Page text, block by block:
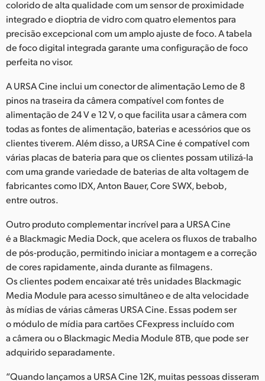
colorido de alta qualidade com um sensor de proximidade
integrado e dioptria de vidro com quatro elementos para
precisão excepcional com um amplo ajuste de foco. A tabela
de foco digital integrada garante uma configuração de foco
perfeita no visor.
A URSA Cine inclui um conector de alimentação Lemo de 8
pinos na traseira da câmera compatível com fontes de
alimentação de 24 V e 12 V, o que facilita usar a câmera com
todas as fontes de alimentação, baterias e acessórios que os
clientes tiverem. Além disso, a URSA Cine é compatível com
várias placas de bateria para que os clientes possam utilizá-la
com uma grande variedade de baterias de alta voltagem de
fabricantes como IDX, Anton Bauer, Core SWX, bebob,
entre outros.
Outro produto complementar incrível para a URSA Cine
é a Blackmagic Media Dock, que acelera os fluxos de trabalho
de pós-produção, permitindo iniciar a montagem e a correção
de cores rapidamente, ainda durante as filmagens.
Os clientes podem encaixar até três unidades Blackmagic
Media Module para acesso simultâneo e de alta velocidade
às mídias de várias câmeras URSA Cine. Essas podem ser
o módulo de mídia para cartões CFexpress incluído com
a câmera ou o Blackmagic Media Module 8TB, que pode ser
adquirido separadamente.
“Quando lançamos a URSA Cine 12K, muitas pessoas disseram